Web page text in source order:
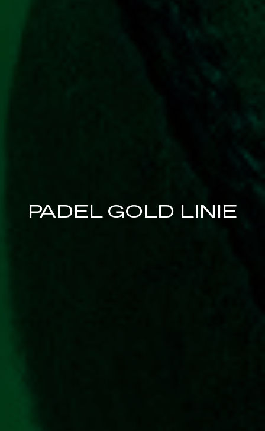
PADEL GOLD LINIE